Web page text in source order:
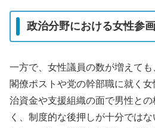
政治分野における女性参
一方で、女性議員の数が増えて
閣僚ポストや党の幹部職に就く
治資金や支援組織の面で男性と
く、制度的な後押しが十分では